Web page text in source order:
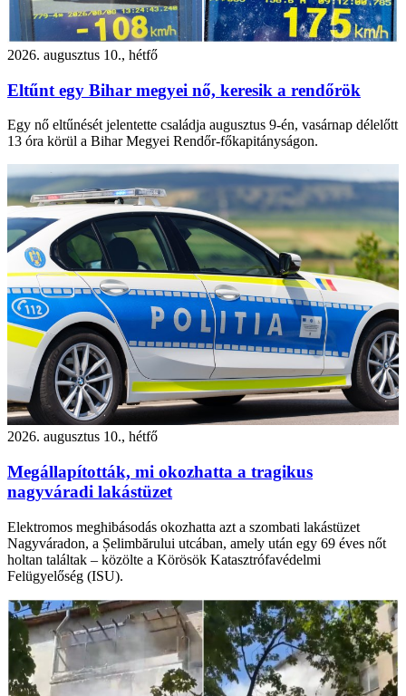
2026. augusztus 10., hétfő
Eltűnt egy Bihar megyei nő, keresik a rendőrök
Egy nő eltűnését jelentette családja augusztus 9-én, vasárnap délelőtt
13 óra körül a Bihar Megyei Rendőr-főkapitányságon.
2026. augusztus 10., hétfő
Megállapították, mi okozhatta a tragikus
nagyváradi lakástüzet
Elektromos meghibásodás okozhatta azt a szombati lakástüzet
Nagyváradon, a Șelimbărului utcában, amely után egy 69 éves nőt
holtan találtak – közölte a Körösök Katasztrófavédelmi
Felügyelőség (ISU).